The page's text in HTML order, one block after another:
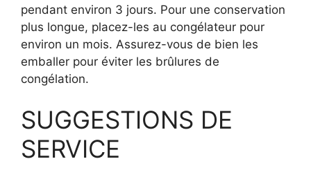
pendant environ 3 jours. Pour une conservation
plus longue, placez-les au congélateur pour
environ un mois. Assurez-vous de bien les
emballer pour éviter les brûlures de
congélation.
SUGGESTIONS DE
SERVICE